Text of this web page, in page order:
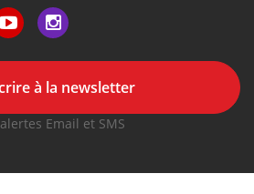
à la newsletter
Email et SMS